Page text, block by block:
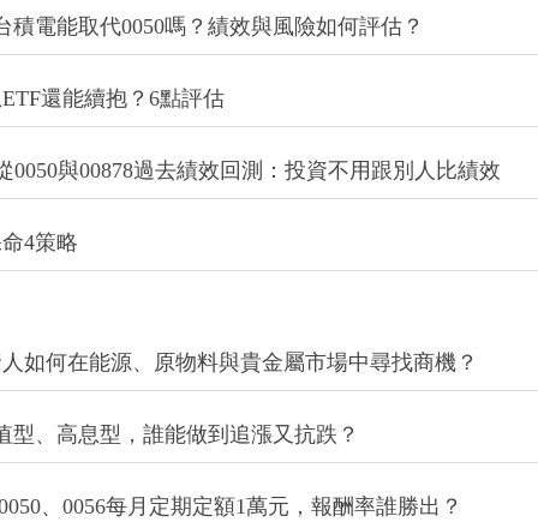
電能取代0050嗎？績效與風險如何評估？
還能續抱？6點評估
0050與00878過去績效回測：投資不用跟別人比績效
4策略
如何在能源、原物料與貴金屬市場中尋找商機？
型、高息型，誰能做到追漲又抗跌？
、0056每月定期定額1萬元，報酬率誰勝出？